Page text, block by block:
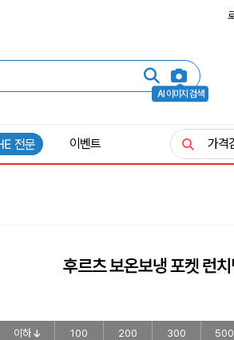
AI 이미지 검색
전문 이벤트 가격
후르츠 보온보냉 포켓 런
이하 100 200 300 500